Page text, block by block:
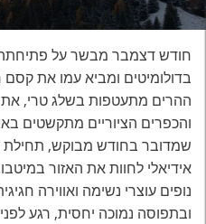
חודש דצמבר מבשר על
בדולומיטים ומביא עמו את קסם
ההרים מתעטפות בשלג טרי,
והכפרים הציוריים מתקשטים
שמדובר בחודש מבוקש, תחילת
אידיאלי לחוות את האזור
נופים עוצרי נשימה ואווירה
ובתפוסה נמוכה יחסית, רגע